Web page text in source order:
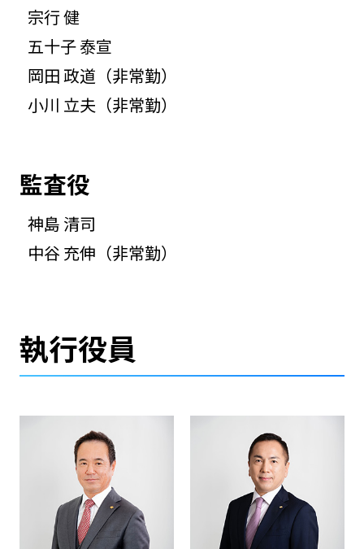
宗行 健
五十子 泰宣
岡田 政道（非常勤）
小川 立夫（非常勤）
監査役
神島 清司
中谷 充伸（非常勤）
執行役員